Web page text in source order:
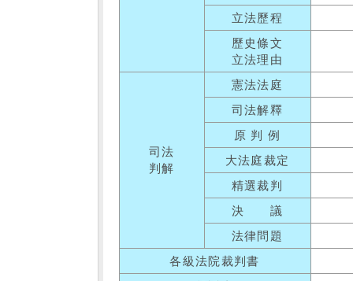
立法歷程
歷史條文
立法理由
司法
判解
憲法法庭
司法解釋
原 判 例
大法庭裁定
精選裁判
決 議
法律問題
各級法院裁判書